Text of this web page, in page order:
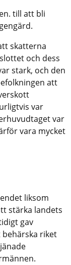
till att bli
skatterna
och dess
stark, och den
att
var
var
vara mycket
liksom
stärka landets
gav
riket